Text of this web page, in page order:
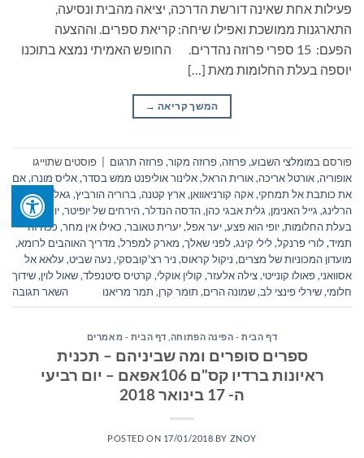
פעילות אחת שאינה דורשת הדרכה, יציאה מהבית ונסיעה,
התארגנות ממושכת ואפילו שיחה: קריאת ספרים. וההצעה
הפעם: 15 ספרי פרוזה נהדרים. החופש האמיתי נמצא בתוכנו
יוספה בעלת החלומות מאת […]
המשך קריאה →
פורסם במומלצי השבוע,פרוזה,פרוזה מקור,פרוזה תרגום
פוסטים שתוייגו
אופוריה,אורטל אריכה,אורית הראל,אלינור אוליפנט ממש בסדר,אליס מונרו,אם
את כותבת אל תמחקי,אקה קורניאוואן,ארץ קטנה,ברוריה הורביץ, גאל פיי,גיא
הרלינג, גייל האנימן, גלית אבגי כהן,הדסה הנדלר,הירחים של יופיטר,יוספה
בעלת החלומות,יופי הוא פצע,יער אפל,יערית טאובר, כאילו אין מחר, ככה זה
תמיד,לורי פרנקל,לילי קינג,לפני שאלך, מארק למפרל, מדריך האוהבים לרומא,
מועדון המכוניות של מצרים, ניקול קראוס, ניר רצ'קובסקי, נעה שביט, עלאא אל
אסוואני,פאולו קונייטי,צילה אלעזר, קולין אוקלי, קרטיס סיטנפלד,שאול לוין,שידוך
חלומי,שירלי פינצי לב,שמונה הרים, תומר קרן, תמר מריאנו השאר תגובה
דף הבית - הפינה הפתוחה דף הבית - מאמרים
ספרים סופרים ומה שביניהם – תכנית
ראיונות ברדיו קס"ם 106אפאם – יום רביעי
ה- 17 בינואר 2018
POSTED ON 17/01/2018 BY ZNOY